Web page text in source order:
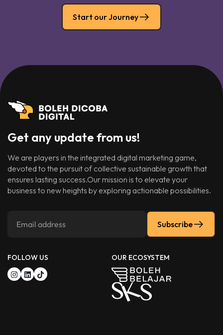
Start our Journey
Get any update from us!
We are players in the integrated digital marketing game,
devoted to the pursuit of collective sustainable growth that
ensures lasting success.Our mission is to elevate your
business to new heights by exploring actionable possibilities.
Subscribe
FOLLOW US OUR ECOSYSTEM